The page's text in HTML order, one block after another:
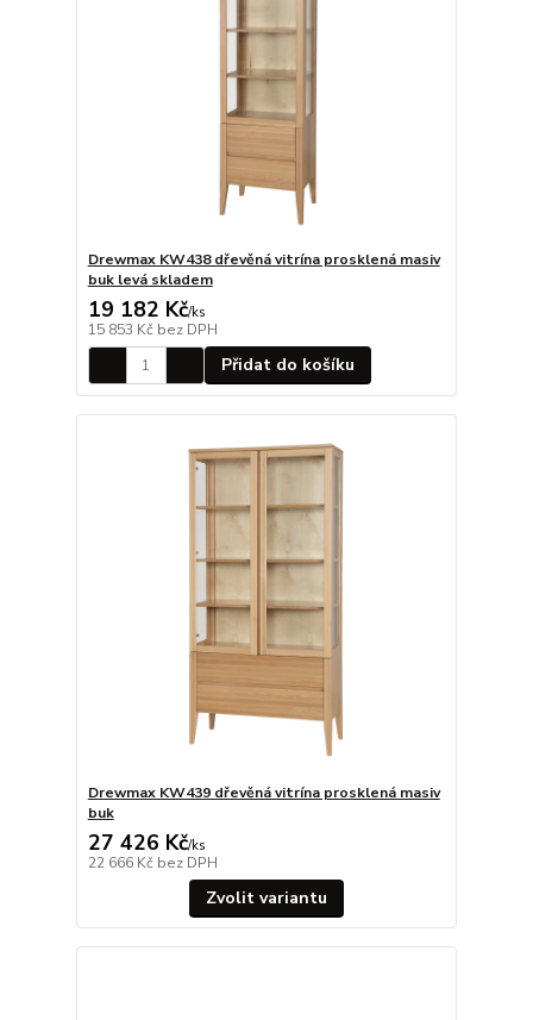
Drewmax KW438 dřevěná vitrína prosklená masiv
buk levá skladem
19 182 Kč/ks
15 853 Kč bez DPH
Přidat do košíku
Drewmax KW439 dřevěná vitrína prosklená masiv
buk
27 426 Kč/ks
22 666 Kč bez DPH
Zvolit variantu